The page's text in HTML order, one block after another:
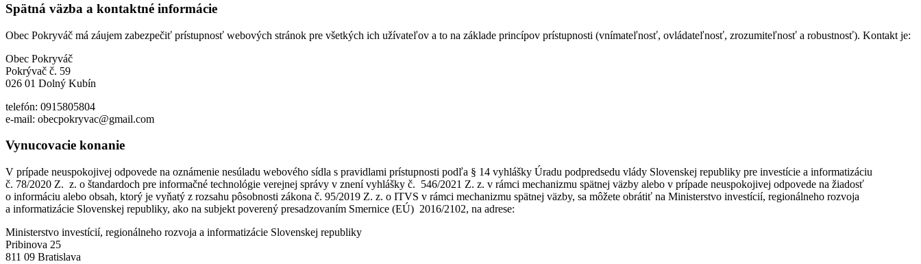
Spätná väzba a kontaktné informácie
Obec Pokryváč má záujem zabezpečiť prístupnosť webových stránok pre všetkých ich užívateľov a to na základe princípov prístupnosti (vnímateľnosť, ovládateľnosť, zrozumiteľnosť a robustnosť). Kontakt je:
Obec Pokryváč
Pokrývač č. 59
026 01 Dolný Kubín
telefón: 0915805804
e-mail: obecpokryvac@gmail.com
Vynucovacie konanie
V prípade neuspokojivej odpovede na oznámenie nesúladu webového sídla s pravidlami prístupnosti podľa § 14 vyhlášky Úradu podpredsedu vlády Slovenskej republiky pre investície a informatizáciu
č. 78/2020 Z. z. o štandardoch pre informačné technológie verejnej správy v znení vyhlášky č. 546/2021 Z. z. v rámci mechanizmu spätnej väzby alebo v prípade neuspokojivej odpovede na žiadosť
o informáciu alebo obsah, ktorý je vyňatý z rozsahu pôsobnosti zákona č. 95/2019 Z. z. o ITVS v rámci mechanizmu spätnej väzby, sa môžete obrátiť na Ministerstvo investícií, regionálneho rozvoja
a informatizácie Slovenskej republiky, ako na subjekt poverený presadzovaním Smernice (EÚ) 2016/2102, na adrese:
Ministerstvo investícií, regionálneho rozvoja a informatizácie Slovenskej republiky
Pribinova 25
811 09 Bratislava